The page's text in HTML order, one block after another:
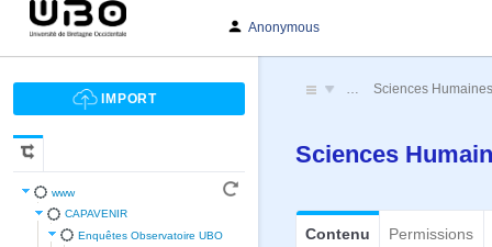
Anonymous
www
CAPAVENIR
Enquêtes Observatoire UBO
… Sciences
Sciences
Contenu Permissions